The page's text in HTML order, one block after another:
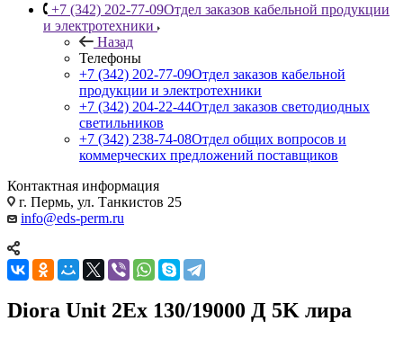
+7 (342) 202-77-09Отдел заказов кабельной продукции
и электротехники
Назад
Телефоны
+7 (342) 202-77-09Отдел заказов кабельной
продукции и электротехники
+7 (342) 204-22-44Отдел заказов светодиодных
светильников
+7 (342) 238-74-08Отдел общих вопросов и
коммерческих предложений поставщиков
Контактная информация
г. Пермь, ул. Танкистов 25
info@eds-perm.ru
Diora Unit 2Ex 130/19000 Д 5K лира